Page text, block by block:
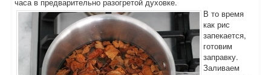
часа в предварительно разогретой духовке.
В то время
как рис
запекается,
готовим
заправку.
Заливаем